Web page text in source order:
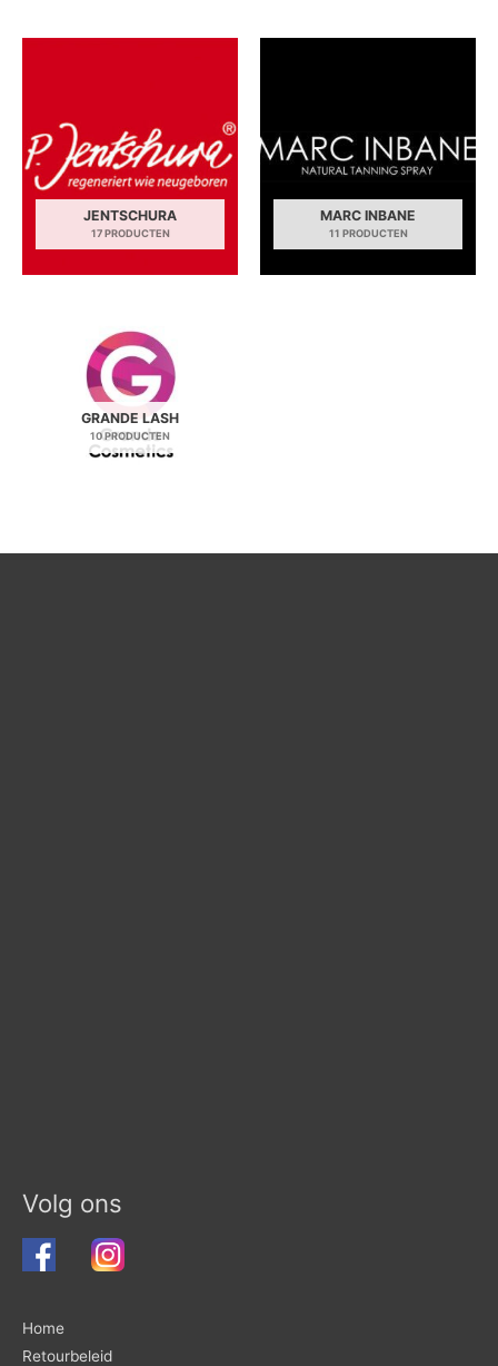
JENTSCHURA
17 PRODUCTEN
MARC INBANE
11 PRODUCTEN
GRANDE LASH
10 PRODUCTEN
Volg ons
Home
Retourbeleid